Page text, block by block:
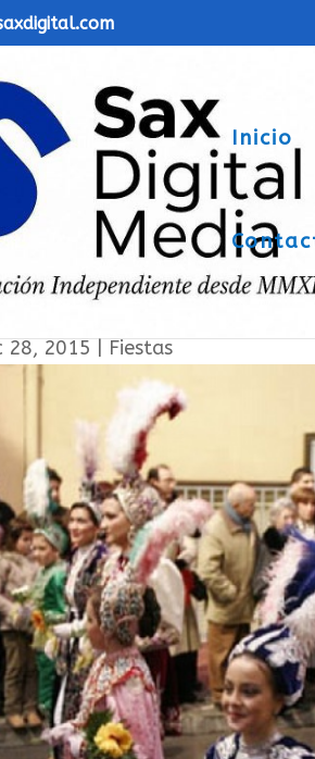
Inicio
recibirán la subvención
28, 2015 Fiestas